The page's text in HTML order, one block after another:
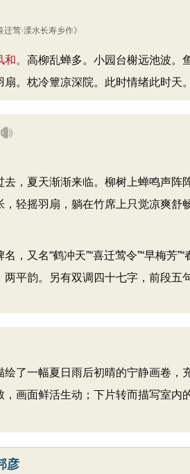
迁莺·溧水长寿乡作》
。 高柳乱蝉多。小园台榭远池波。
扇。枕冷簟凉深院。此时情绪此时天
去，夏天渐渐来临。柳树上蝉鸣声阵
，轻摇羽扇，躺在竹席上只觉凉爽舒
，又名“鹤冲天”“喜迁莺令”“早梅芳
两平韵。另有双调四十七字，前段五
一幅夏日雨后初晴的宁静画卷，充
，画面鲜活生动；下片转而描写室内
彦